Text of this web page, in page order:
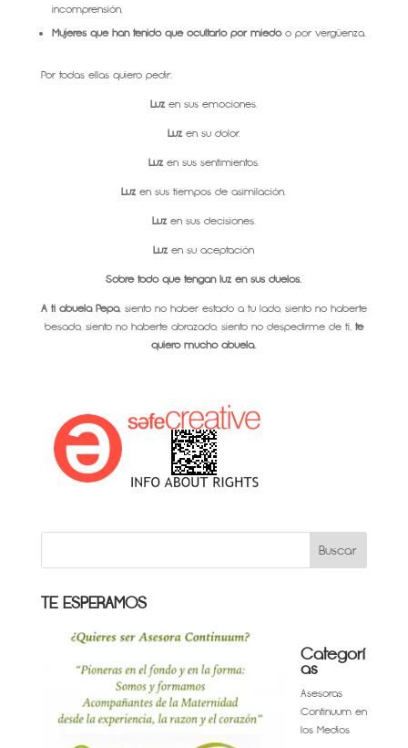
incomprensión.
Mujeres que han tenido que ocultarlo por miedoo por vergüenza.
Por todas ellas quiero pedir:
Luzen sus emociones.
Luzen su dolor.
Luzen sus sentimientos.
Luz en sus tiempos de asimilación.
Luz en sus decisiones.
Luz en su aceptación
Sobre todo que tengan luz en sus duelos.
A ti abuela Pepa, siento no haber estado a tu lado, siento no haberte
besado, siento no haberte abrazado, siento no despedirme de ti, te
quiero mucho abuela.
TE ESPERAMOS
Categorí
as
Asesoras
Continuum en
los Medios